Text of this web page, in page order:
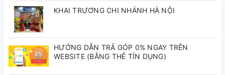
Mã sản phẩm:
Xuất xứ: Nhật Bản
KHAI TRƯƠNG CHI NHÁNH HÀ NỘI
HƯỚNG DẪN TRẢ GÓP 0% NGAY TRÊN
WEBSITE (BẰNG THẺ TÍN DỤNG)